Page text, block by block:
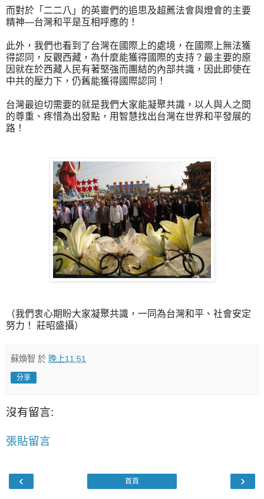
而對於「二二八」的英靈們的追思及超薦法會與燈會的主要
精神—台灣和平是互相呼應的！
此外，我們也看到了台灣在國際上的處境，在國際上無法獲
得認同，反觀西藏，為什麼能獲得國際的支持？最主要的原
因就在於西藏人民有著堅強而團結的內部共識，因此即使在
中共的壓力下，仍舊能獲得國際認同！
台灣最迫切需要的就是我們大家能凝聚共識，以人與人之間
的尊重、疼惜為出發點，用智慧找出台灣在世界和平發展的
路！
（我們衷心期盼大家凝聚共識，一同為台灣和平、社會安定
努力！ 莊昭盛攝）
蘇煥智 於 晚上11:51
分享
沒有留言:
張貼留言
‹ ›
首頁